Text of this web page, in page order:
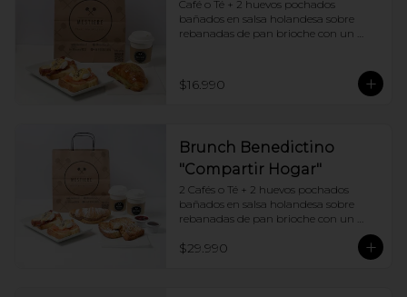
Café o Té + 2 huevos pochados
bañados en salsa holandesa sobre
rebanadas de pan brioche con un
$16.990
Brunch Benedictino
"Compartir Hogar"
2 Cafés o Té + 2 huevos pochados
bañados en salsa holandesa sobre
rebanadas de pan brioche con un
ingrediente de tu elección + Tostadas
francesas + Croissant de tu elección
$29.990